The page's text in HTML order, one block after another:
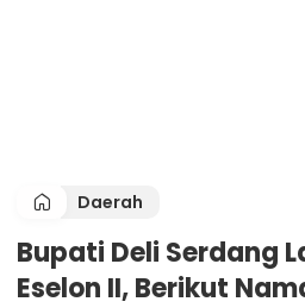
Daerah
Bupati Deli Serdang
Eselon II, Berikut